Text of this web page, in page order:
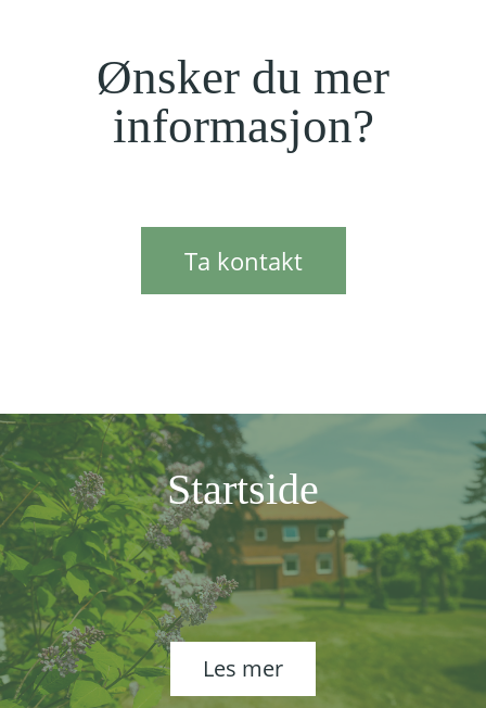
Ønsker du mer
informasjon?
Ta kontakt
Startside
Les mer